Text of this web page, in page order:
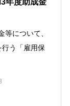
年度助成金
について、
う「雇用保